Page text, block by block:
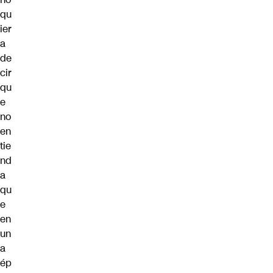
qu
ier
a
de
cir
qu
e
no
en
tie
nd
a
qu
e
en
un
a
ép